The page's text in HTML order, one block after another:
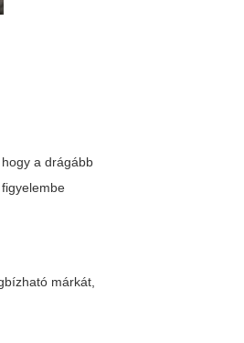
hogy a drágább
márkát,